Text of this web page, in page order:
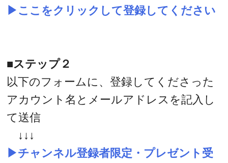
▶ここをクリックして登録してください
■ステップ２
以下のフォームに、登録してくださった
アカウント名とメールアドレスを記入し
て送信
↓↓↓
▶チャンネル登録者限定・プレゼント受